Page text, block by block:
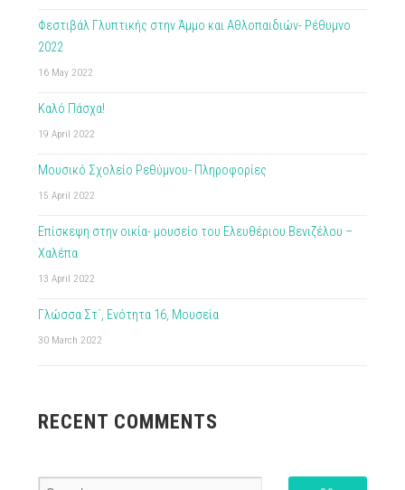
Φεστιβάλ Γλυπτικής στην Άμμο και Αθλοπαιδιών- Ρέθυμνο
2022
16 May 2022
Καλό Πάσχα!
19 April 2022
Μουσικό Σχολείο Ρεθύμνου- Πληροφορίες
15 April 2022
Επίσκεψη στην οικία- μουσείο του Ελευθέριου Βενιζέλου –
Χαλέπα
13 April 2022
Γλώσσα Στ΄, Ενότητα 16, Μουσεία
30 March 2022
RECENT COMMENTS